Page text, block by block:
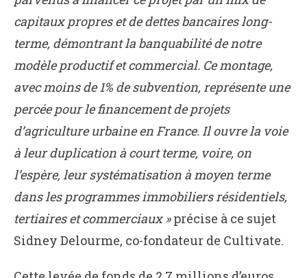
capitaux propres et de dettes bancaires long-
terme, démontrant la banquabilité de notre
modèle productif et commercial. Ce montage,
avec moins de 1% de subvention, représente une
percée pour le financement de projets
d’agriculture urbaine en France. Il ouvre la voie
à leur duplication à court terme, voire, on
l’espère, leur systématisation à moyen terme
dans les programmes immobiliers résidentiels,
tertiaires et commerciaux »précise à ce sujet
Sidney Delourme, co-fondateur de Cultivate.